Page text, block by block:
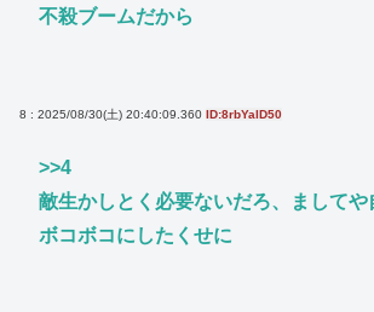
不殺ブームだから
8 : 2025/08/30(土) 20:40:09.360 ID:8rbYalD50
>>4
敵生かしとく必要ないだろ、ましてや
ボコボコにしたくせに